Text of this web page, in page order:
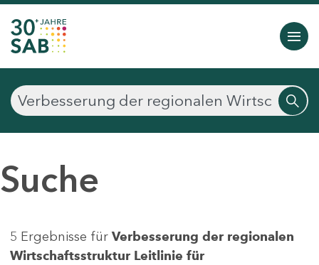
Suche
5 Ergebnisse für Verbesserung der regionalen
Wirtschaftsstruktur Leitlinie für